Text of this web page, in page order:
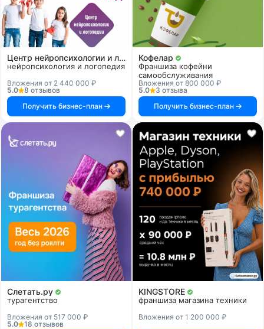
Центр нейропсихологии и логопедии «Здоровый ребенок»
нейропсихология и логопедия
Вложения от 2 440 000 ₽
5.0
8 отзывов
Получить бизнес-план
Кофелар
Франшиза кофейни
самообслуживания
Вложения от 800 000 ₽
5.0
3 отзыва
Получить бизнес-план
Слетать.ру
турагентство
Вложения от 517 000 ₽
5.0
18 отзывов
KINGSTORE
франшиза магазина техники
Вложения от 1 200 000 ₽